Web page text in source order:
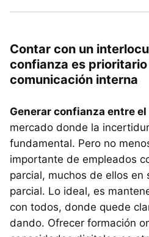
Contar con un
confianza es prioritario
comunicación interna
Generar confianza entre
mercado donde la
fundamental. Pero no
importante de empleados
parcial, muchos de ellos en
parcial. Lo ideal, es
con todos, donde quede
dando. Ofrecer formación